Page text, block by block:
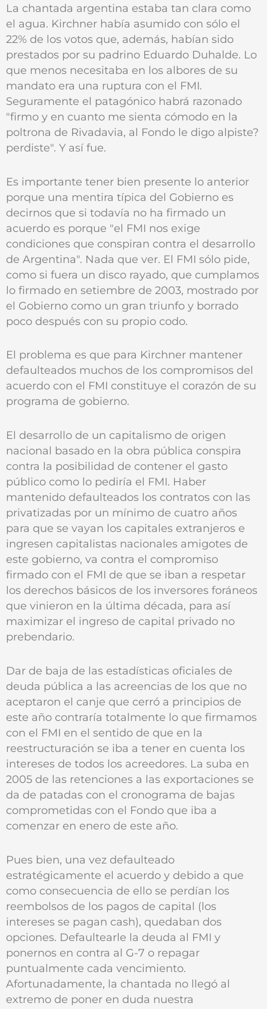
La chantada argentina estaba tan clara como
el agua. Kirchner había asumido con sólo el
22% de los votos que, además, habían sido
prestados por su padrino Eduardo Duhalde. Lo
que menos necesitaba en los albores de su
mandato era una ruptura con el FMI.
Seguramente el patagónico habrá razonado
"firmo y en cuanto me sienta cómodo en la
poltrona de Rivadavia, al Fondo le digo alpiste?
perdiste". Y así fue.
Es importante tener bien presente lo anterior
porque una mentira típica del Gobierno es
decirnos que si todavía no ha firmado un
acuerdo es porque "el FMI nos exige
condiciones que conspiran contra el desarrollo
de Argentina". Nada que ver. El FMI sólo pide,
como si fuera un disco rayado, que cumplamos
lo firmado en setiembre de 2003, mostrado por
el Gobierno como un gran triunfo y borrado
poco después con su propio codo.
El problema es que para Kirchner mantener
defaulteados muchos de los compromisos del
acuerdo con el FMI constituye el corazón de su
programa de gobierno.
El desarrollo de un capitalismo de origen
nacional basado en la obra pública conspira
contra la posibilidad de contener el gasto
público como lo pediría el FMI. Haber
mantenido defaulteados los contratos con las
privatizadas por un mínimo de cuatro años
para que se vayan los capitales extranjeros e
ingresen capitalistas nacionales amigotes de
este gobierno, va contra el compromiso
firmado con el FMI de que se iban a respetar
los derechos básicos de los inversores foráneos
que vinieron en la última década, para así
maximizar el ingreso de capital privado no
prebendario.
Dar de baja de las estadísticas oficiales de
deuda pública a las acreencias de los que no
aceptaron el canje que cerró a principios de
este año contraría totalmente lo que firmamos
con el FMI en el sentido de que en la
reestructuración se iba a tener en cuenta los
intereses de todos los acreedores. La suba en
2005 de las retenciones a las exportaciones se
da de patadas con el cronograma de bajas
comprometidas con el Fondo que iba a
comenzar en enero de este año.
Pues bien, una vez defaulteado
estratégicamente el acuerdo y debido a que
como consecuencia de ello se perdían los
reembolsos de los pagos de capital (los
intereses se pagan cash), quedaban dos
opciones. Defaultearle la deuda al FMI y
ponernos en contra al G-7 o repagar
puntualmente cada vencimiento.
Afortunadamente, la chantada no llegó al
extremo de poner en duda nuestra